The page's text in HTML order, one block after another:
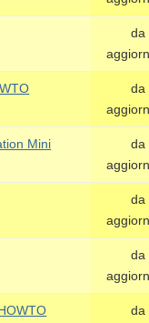
da
da
Mini
da
da
da
da